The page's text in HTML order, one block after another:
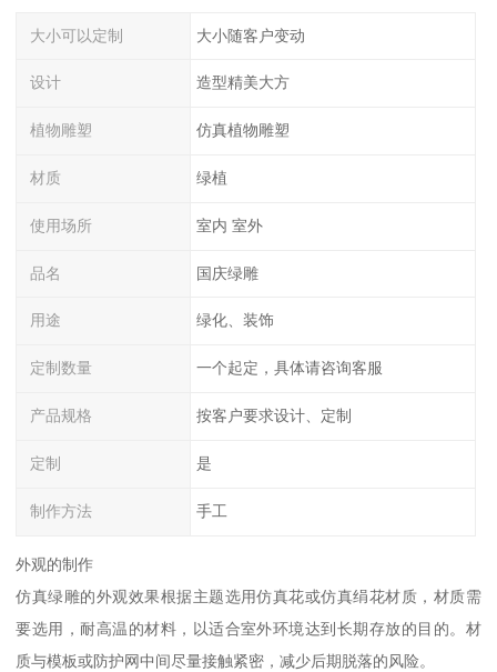
大小可以定制 大小随客户变动
设计 造型精美大方
植物雕塑 仿真植物雕塑
材质 绿植
使用场所 室内 室外
品名 国庆绿雕
用途 绿化、装饰
定制数量 一个起定，具体请咨询客服
产品规格 按客户要求设计、定制
定制 是
制作方法 手工
外观的制作
仿真绿雕的外观效果根据主题选用仿真花或仿真绢花材质，材质需
要选用，耐高温的材料，以适合室外环境达到长期存放的目的。材
质与模板或防护网中间尽量接触紧密，减少后期脱落的风险。